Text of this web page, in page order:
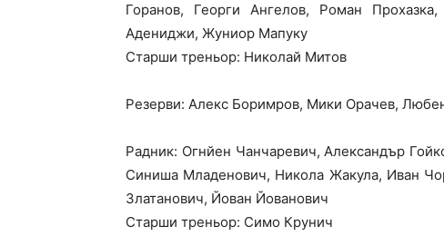
Горанов, Георги Ангелов, Роман
Адениджи, Жуниор Мапуку
Старши треньор: Николай Митов
Резерви: Алекс Боримров, Мики Орачев,
Радник: Огнйен Чанчаревич, Александър
Синиша Младенович, Никола Жакула, Иван
Златанович, Йован Йованович
Старши треньор: Симо Крунич